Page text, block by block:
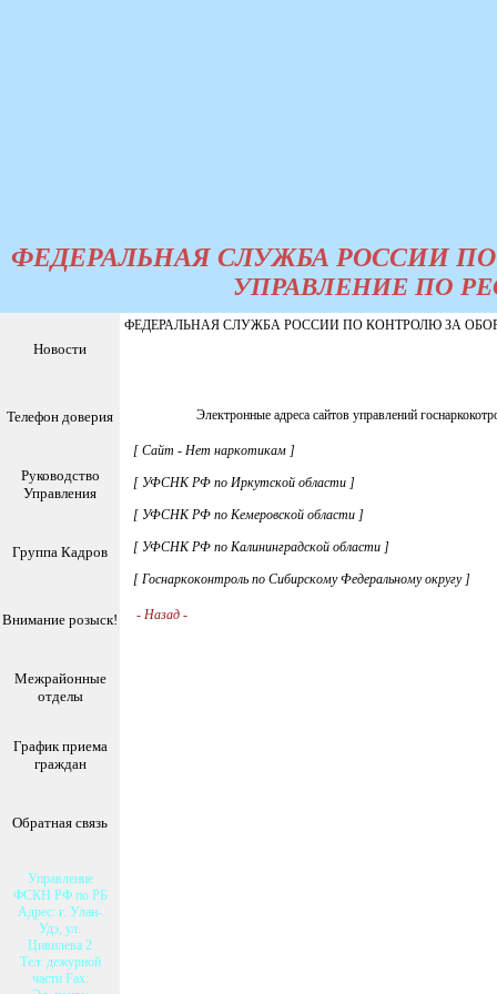
ФЕДЕРАЛЬНАЯ СЛУЖБА РОССИИ
УПРАВЛЕНИЕ ПО
Новости
Телефон доверия
Руководство
Управления
Группа Кадров
Внимание розыск!
Межрайонные
отделы
График приема
граждан
Обратная связь
Управление
ФСКН РФ по РБ
Адрес: г. Улан-
Удэ, ул.
Цивилева 2
Тел: дежурной
части Fax:
ФЕДЕРАЛЬНАЯ СЛУЖБА РОССИИ ПО КОНТРОЛЮ ЗА ОБОРМ
Электронные адреса сайтов управлений
[ Сайт - Нет наркотикам ]
[ УФСНК РФ по Иркутской области ]
[ УФСНК РФ по Кемеровской области ]
[ УФСНК РФ по Калининградской области ]
[ Госнаркоконтроль по Сибирскому Федеральному округу]
- Назад -